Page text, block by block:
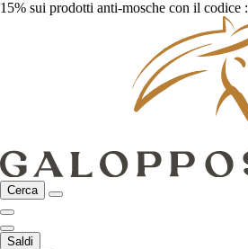
15% sui prodotti anti-mosche con il codice :
Cerca
Saldi